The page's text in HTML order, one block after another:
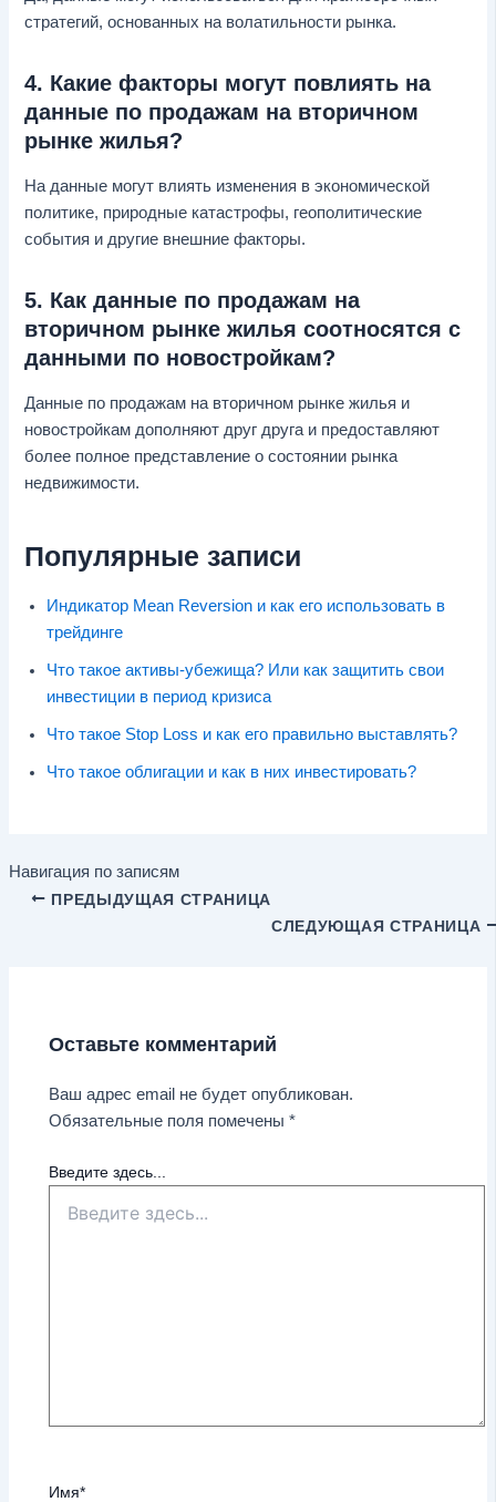
стратегий, основанных на волатильности рынка.
4. Какие факторы могут повлиять на
данные по продажам на вторичном
рынке жилья?
На данные могут влиять изменения в экономической
политике, природные катастрофы, геополитические
события и другие внешние факторы.
5. Как данные по продажам на
вторичном рынке жилья соотносятся с
данными по новостройкам?
Данные по продажам на вторичном рынке жилья и
новостройкам дополняют друг друга и предоставляют
более полное представление о состоянии рынка
недвижимости.
Популярные записи
Индикатор Mean Reversion и как его использовать в
трейдинге
Что такое активы-убежища? Или как защитить свои
инвестиции в период кризиса
Что такое Stop Loss и как его правильно выставлять?
Что такое облигации и как в них инвестировать?
Навигация по записям
ПРЕДЫДУЩАЯ СТРАНИЦА
СЛЕДУЮЩАЯ СТРАНИЦА
Оставьте комментарий
Ваш адрес email не будет опубликован.
Обязательные поля помечены*
Введите здесь...
Имя*